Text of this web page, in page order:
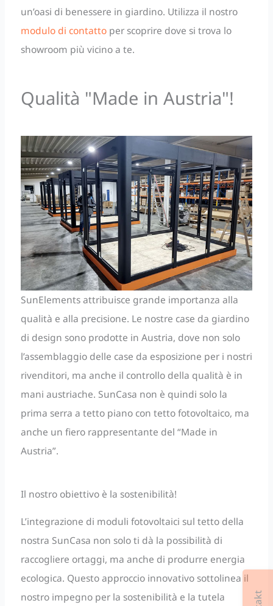
un’oasi di benessere in giardino. Utilizza il nostro
modulo di contattoper scoprire dove si trova lo
showroom più vicino a te.
Qualità "Made in Austria"!
SunElements attribuisce grande importanza alla
qualità e alla precisione. Le nostre case da giardino
di design sono prodotte in Austria, dove non solo
l’assemblaggio delle case da esposizione per i nostri
rivenditori, ma anche il controllo della qualità è in
mani austriache. SunCasa non è quindi solo la
prima serra a tetto piano con tetto fotovoltaico, ma
anche un fiero rappresentante del “Made in
Austria”.
Il nostro obiettivo è la sostenibilità!
L’integrazione di moduli fotovoltaici sul tetto della
nostra SunCasa non solo ti dà la possibilità di
raccogliere ortaggi, ma anche di produrre energia
ecologica. Questo approccio innovativo sottolinea il
nostro impegno per la sostenibilità e la tutela